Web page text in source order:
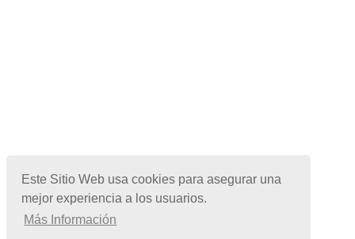
Este Sitio Web usa cookies para asegurar una
mejor experiencia a los usuarios.
Más Información